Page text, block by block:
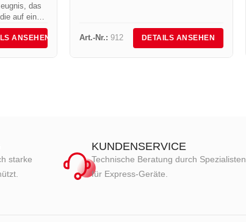
das
auf einer
ist den
ANSEHEN Art.-Nr.: 912 DETAILS ANSEHEN
starke
KUNDENSERVICE
Technische Beratung durch Spezialisten
für Express-Geräte.